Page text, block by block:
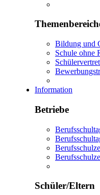
Bildung und
Schule ohne
Information
Betriebe
Schüler/Eltern